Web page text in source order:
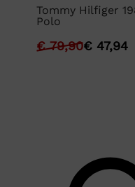
Tommy Hilfiger
Polo
€79,90€ 47,94